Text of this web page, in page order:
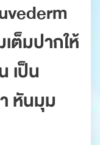
ต็มปากให้
เป็น
หันมุม